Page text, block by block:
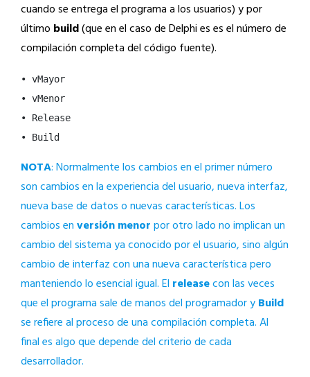
cuando se entrega el programa a los usuarios) y por
último build(que en el caso de Delphi es es el número de
compilación completa del código fuente).
• vMayor
• vMenor
• Release
• Build
NOTA: Normalmente los cambios en el primer número
son cambios en la experiencia del usuario, nueva interfaz,
nueva base de datos o nuevas características. Los
cambios enversión menorpor otro lado no implican un
cambio del sistema ya conocido por el usuario, sino algún
cambio de interfaz con una nueva característica pero
manteniendo lo esencial igual. El releasecon las veces
que el programa sale de manos del programador yBuild
se refiere al proceso de una compilación completa. Al
final es algo que depende del criterio de cada
desarrollador.